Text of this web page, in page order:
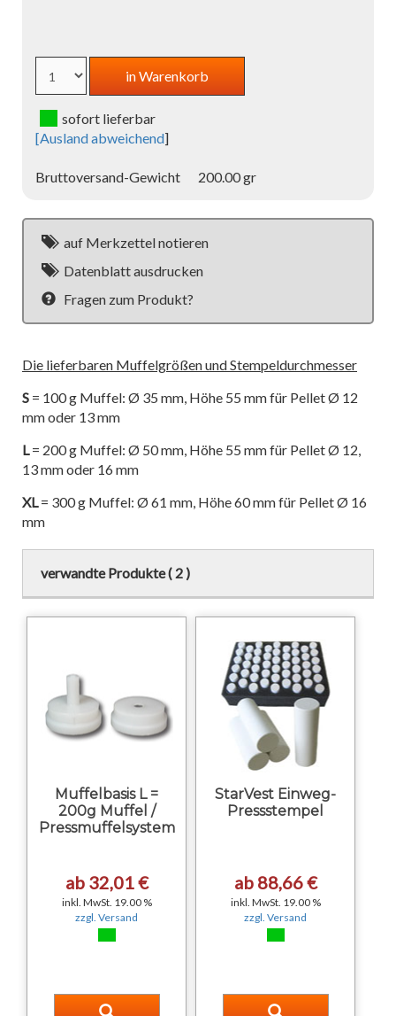
sofort lieferbar
[Ausland abweichend]
Bruttoversand-Gewicht 200.00 gr
auf Merkzettel notieren
Datenblatt ausdrucken
Fragen zum Produkt?
Die lieferbaren Muffelgrößen und Stempeldurchmesser
S = 100 g Muffel: Ø 35 mm, Höhe 55 mm für Pellet Ø 12
mm oder 13 mm
L = 200 g Muffel: Ø 50 mm, Höhe 55 mm für Pellet Ø 12,
13 mm oder 16 mm
XL = 300 g Muffel: Ø 61 mm, Höhe 60 mm für Pellet Ø 16
mm
verwandte Produkte ( 2 )
Muffelbasis L =
200g Muffel /
Pressmuffelsystem
ab 32,01 €
inkl. MwSt. 19.00 %
zzgl. Versand
StarVest Einweg-
Pressstempel
ab 88,66 €
inkl. MwSt. 19.00 %
zzgl. Versand